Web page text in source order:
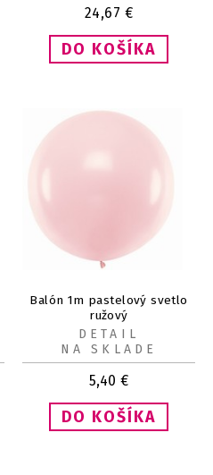
24,67 €
Balón 1m pastelový svetlo
ružový
5,40 €
DETAIL
NA SKLADE